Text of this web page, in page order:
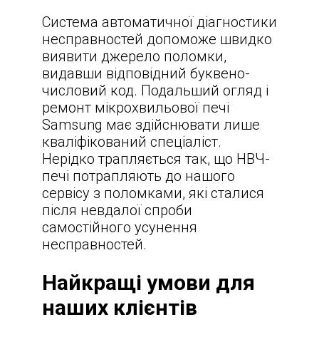
Система автоматичної діагностики
несправностей допоможе швидко
виявити джерело поломки,
видавши відповідний буквено-
числовий код. Подальший огляд і
ремонт мікрохвильової печі
Samsung має здійснювати лише
кваліфікований спеціаліст.
Нерідко трапляється так, що НВЧ-
печі потрапляють до нашого
сервісу з поломками, які сталися
після невдалої спроби
самостійного усунення
несправностей.
Найкращі умови для
наших клієнтів